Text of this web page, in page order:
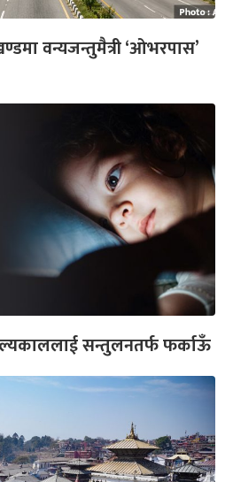
वन्यजन्तुमैत्री ‘ओभरपास’
सन्तुलनतर्फ फर्काऊँ